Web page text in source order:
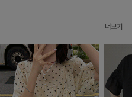
더보기